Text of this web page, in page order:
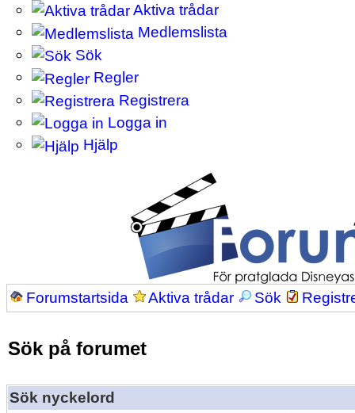
Aktiva trådar
Medlemslista
Sök
Regler
Registrera
Logga in
Hjälp
Forumstartsida Aktiva trådar Sök
Sök på forumet
Sök nyckelord